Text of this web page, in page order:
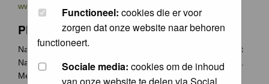
Functioneel: cookies die er voor
zorgen dat onze website naar behoren
functioneert.
Sociale media: cookies om de inhoud
van onze website te delen via Social
www.groenecamera.nl
Photochallenge
Naast de jaarlijkse Groene Camera wedstrijden organiseert
Natuurfotografie.nl vaak photochallenges met leuke prijzen.
Meer weten? Ga naar